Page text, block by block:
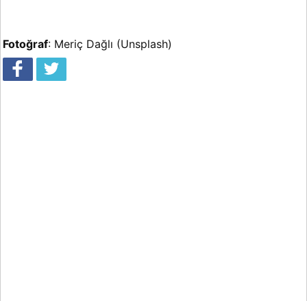
Fotoğraf: Meriç Dağlı (Unsplash)